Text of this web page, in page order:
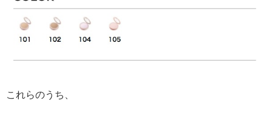
これらのうち、